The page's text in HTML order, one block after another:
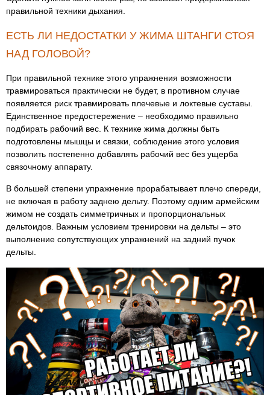
правильной техники дыхания.
ЕСТЬ ЛИ НЕДОСТАТКИ У ЖИМА ШТАНГИ СТОЯ
НАД ГОЛОВОЙ?
При правильной технике этого упражнения возможности
травмироваться практически не будет, в противном случае
появляется риск травмировать плечевые и локтевые суставы.
Единственное предостережение – необходимо правильно
подбирать рабочий вес. К технике жима должны быть
подготовлены мышцы и связки, соблюдение этого условия
позволить постепенно добавлять рабочий вес без ущерба
связочному аппарату.
В большей степени упражнение прорабатывает плечо спереди,
не включая в работу заднею дельту. Поэтому одним армейским
жимом не создать симметричных и пропорциональных
дельтоидов. Важным условием тренировки на дельты – это
выполнение сопутствующих упражнений на задний пучок
дельты.